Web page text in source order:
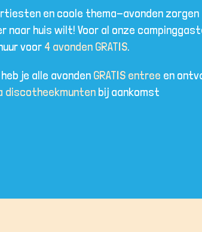
en coole thema-avonden zorgen
naar huis wilt! Voor al onze
voor 4 avonden GRATIS.
heb je alle avonden GRATIS entree en
discotheekmunten bij aankomst